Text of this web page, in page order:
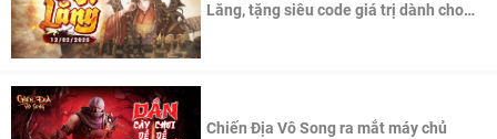
Lăng, tặng siêu code giá trị dành cho
Chiến Địa Vô Song ra mắt máy chủ